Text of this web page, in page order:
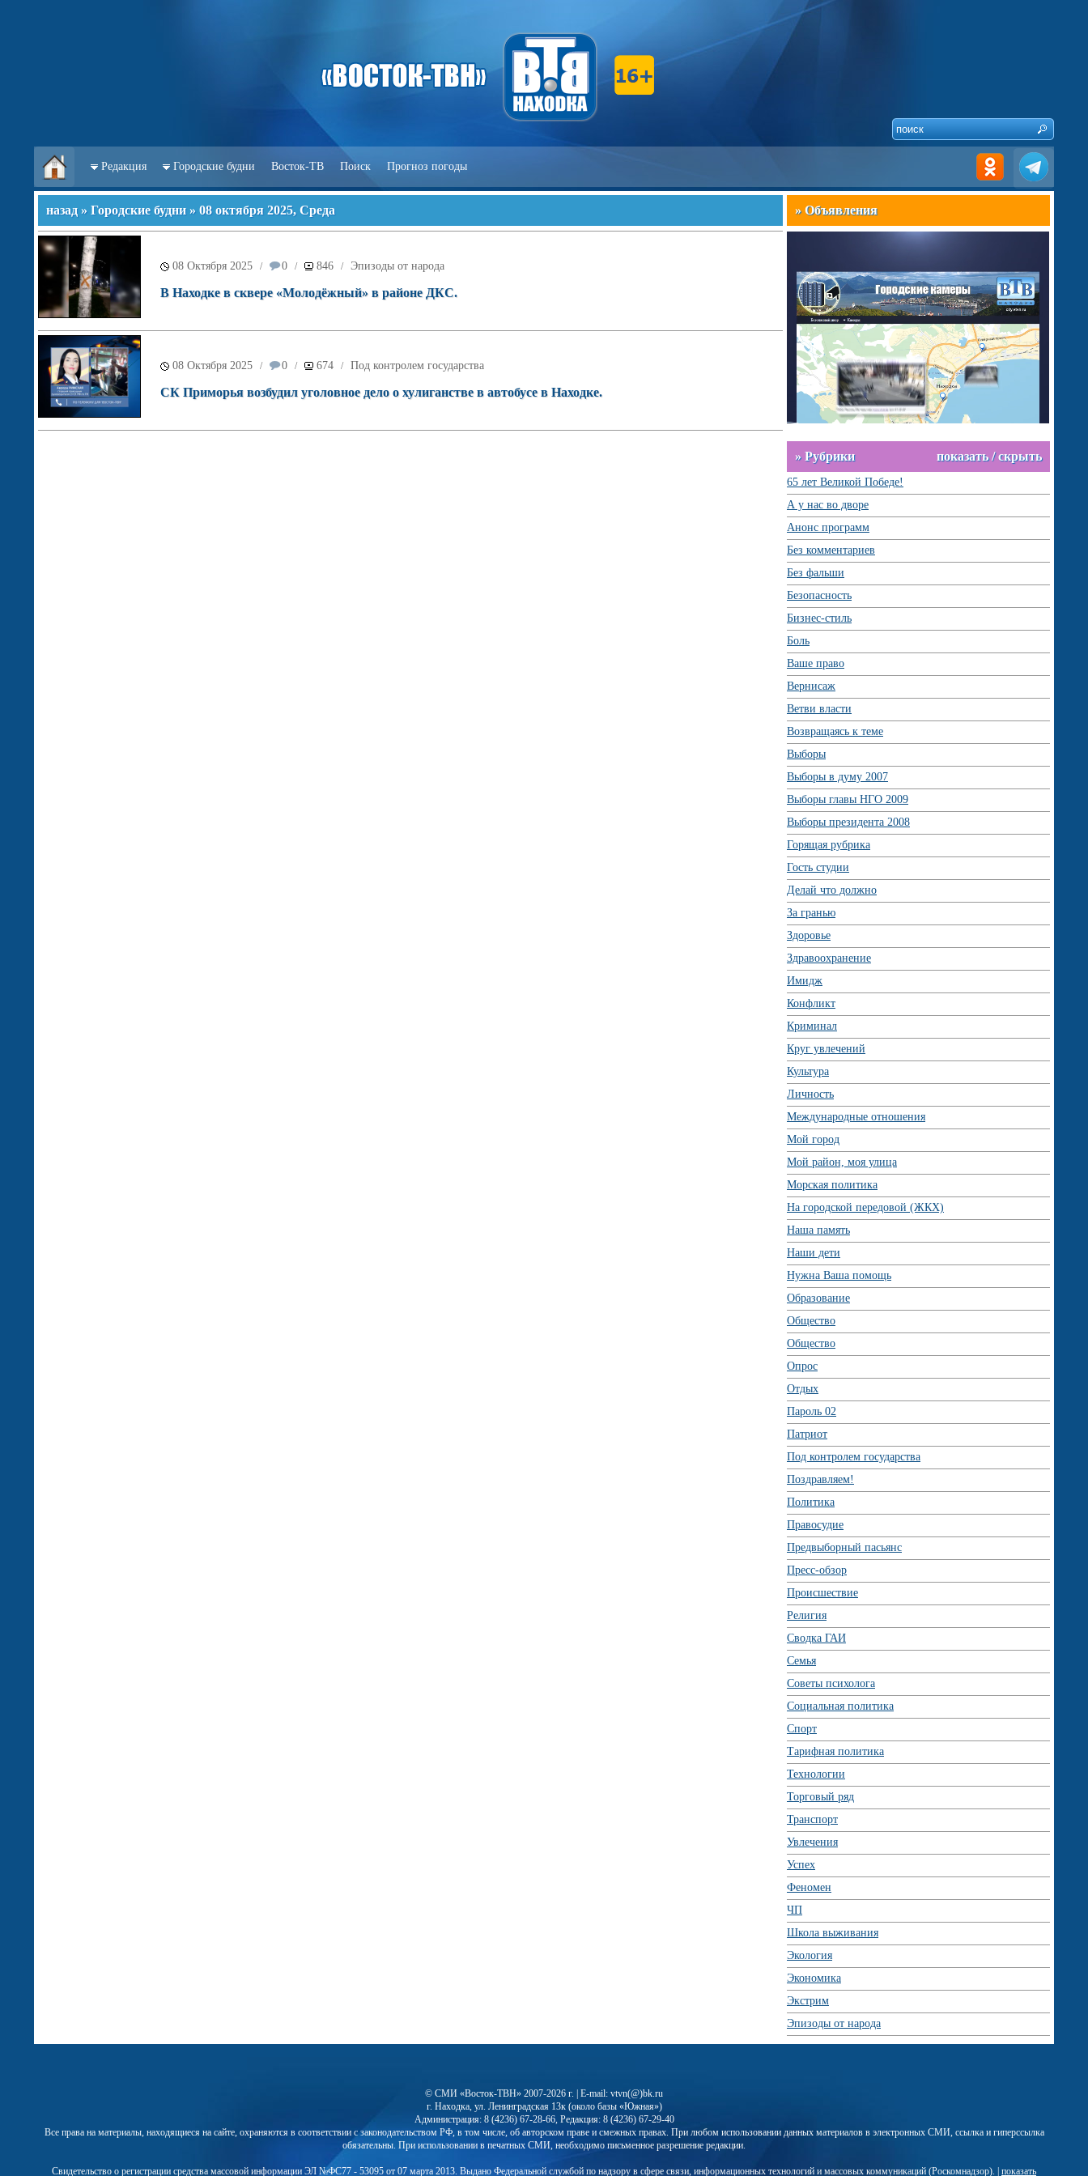
Редакция Городские будни Восток-ТВ Поиск Прогноз погоды
назад » Городские будни » 08 октября 2025, Среда
08 Октября 2025 / 0 / 846 / Эпизоды от народа
В Находке в сквере «Молодёжный» в районе ДКС.
08 Октября 2025 / 0 / 674 / Под контролем государства
СК Приморья возбудил уголовное дело о хулиганстве в автобусе в Находке.
» Объявления
» Рубрики показать / скрыть
65 лет Великой Победе!
А у нас во дворе
Анонс программ
Без комментариев
Без фальши
Безопасность
Бизнес-стиль
Боль
Ваше право
Вернисаж
Ветви власти
Возвращаясь к теме
Выборы
Выборы в думу 2007
Выборы главы НГО 2009
Выборы президента 2008
Горящая рубрика
Гость студии
Делай что должно
За гранью
Здоровье
Здравоохранение
Имидж
Конфликт
Криминал
Круг увлечений
Культура
Личность
Международные отношения
Мой город
Мой район, моя улица
Морская политика
На городской передовой (ЖКХ)
Наша память
Наши дети
Нужна Ваша помощь
Образование
Общество
Общество
Опрос
Отдых
Пароль 02
Патриот
Под контролем государства
Поздравляем!
Политика
Правосудие
Предвыборный пасьянс
Пресс-обзор
Происшествие
Религия
Сводка ГАИ
Семья
Советы психолога
Социальная политика
Спорт
Тарифная политика
Технологии
Торговый ряд
Транспорт
Увлечения
Успех
Феномен
ЧП
Школа выживания
Экология
Экономика
Экстрим
Эпизоды от народа
© СМИ «Восток-ТВН» 2007-2026 г. | E-mail: vtvn(@)bk.ru
г. Находка, ул. Ленинградская 13к (около базы «Южная»)
Администрация: 8 (4236) 67-28-66, Редакция: 8 (4236) 67-29-40
Все права на материалы, находящиеся на сайте, охраняются в соответствии с законодательством РФ, в том числе, об авторском праве и смежных правах. При любом использовании данных материалов в электронных СМИ, ссылка и гиперссылка
обязательны. При использовании в печатных СМИ, необходимо письменное разрешение редакции.
Свидетельство о регистрации средства массовой информации ЭЛ №ФС77 - 53095 от 07 марта 2013. Выдано Федеральной службой по надзору в сфере связи, информационных технологий и массовых коммуникаций (Роскомнадзор). | показать